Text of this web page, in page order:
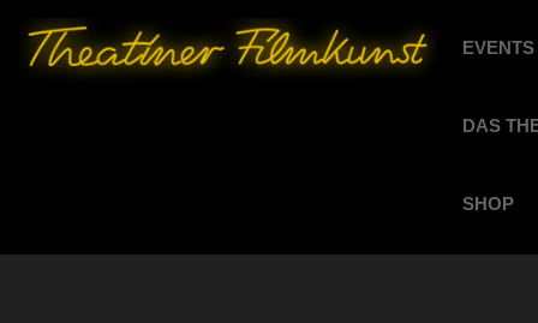
EVENTS
DAS
SHOP